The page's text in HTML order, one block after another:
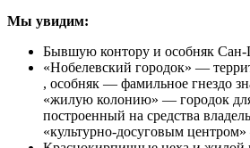
Мы увидим:
Бывшую контору и особняк Сан-
«Нобелевский городок» —
, особняк — фамильное гнездо
«жилую колонию» — городок
построенный на средства
«культурно-досуговым